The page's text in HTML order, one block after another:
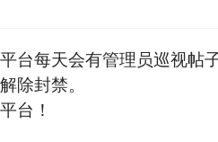
微信 手机
台每天会有管理员巡视帖
除封禁。
台！